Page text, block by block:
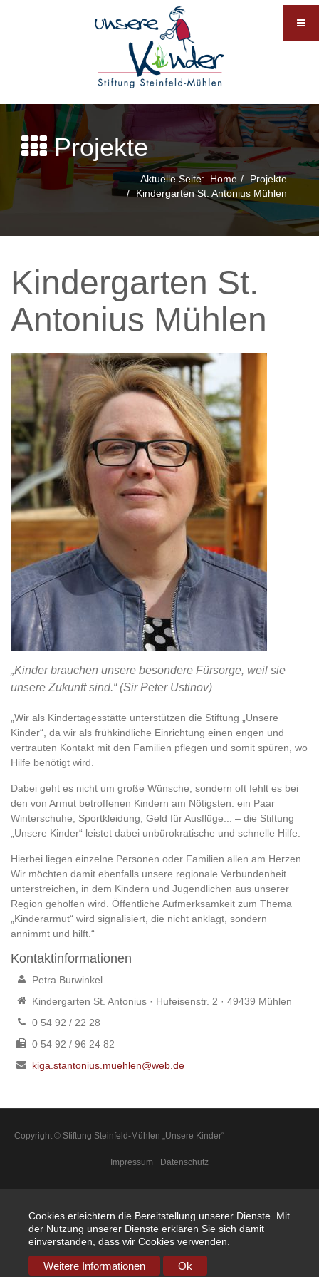
Projekte
Aktuelle Seite: Home
Projekte
Kindergarten St. Antonius Mühlen
Kindergarten St.
Antonius Mühlen
„Kinder brauchen unsere besondere Fürsorge, weil sie
unsere Zukunft sind.“ (Sir Peter Ustinov)
„Wir als Kindertagesstätte unterstützen die Stiftung „Unsere
Kinder“, da wir als frühkindliche Einrichtung einen engen und
vertrauten Kontakt mit den Familien pflegen und somit spüren, wo
Hilfe benötigt wird.
Dabei geht es nicht um große Wünsche, sondern oft fehlt es bei
den von Armut betroffenen Kindern am Nötigsten: ein Paar
Winterschuhe, Sportkleidung, Geld für Ausflüge... – die Stiftung
„Unsere Kinder“ leistet dabei unbürokratische und schnelle Hilfe.
Hierbei liegen einzelne Personen oder Familien allen am Herzen.
Wir möchten damit ebenfalls unsere regionale Verbundenheit
unterstreichen, in dem Kindern und Jugendlichen aus unserer
Region geholfen wird. Öffentliche Aufmerksamkeit zum Thema
„Kinderarmut“ wird signalisiert, die nicht anklagt, sondern
annimmt und hilft.“
Kontaktinformationen
Petra Burwinkel
Kindergarten St. Antonius · Hufeisenstr. 2 · 49439 Mühlen
0 54 92 / 22 28
0 54 92 / 96 24 82
kiga.stantonius.muehlen@web.de
Copyright © Stiftung Steinfeld-Mühlen „Unsere Kinder“
Impressum Datenschutz
Cookies erleichtern die Bereitstellung unserer Dienste. Mit
der Nutzung unserer Dienste erklären Sie sich damit
einverstanden, dass wir Cookies verwenden.
Weitere Informationen Ok